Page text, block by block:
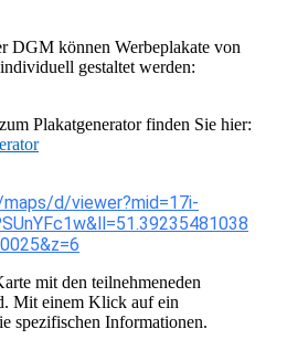
DGM können Werbeplakate von
gestaltet werden:
Plakatgenerator finden Sie hier:
d/viewer?mid=17i-
mit den teilnehmeneden
Mit einem Klick auf ein
spezifischen Informationen.